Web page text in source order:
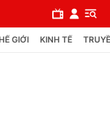
GIỚI KINH TẾ